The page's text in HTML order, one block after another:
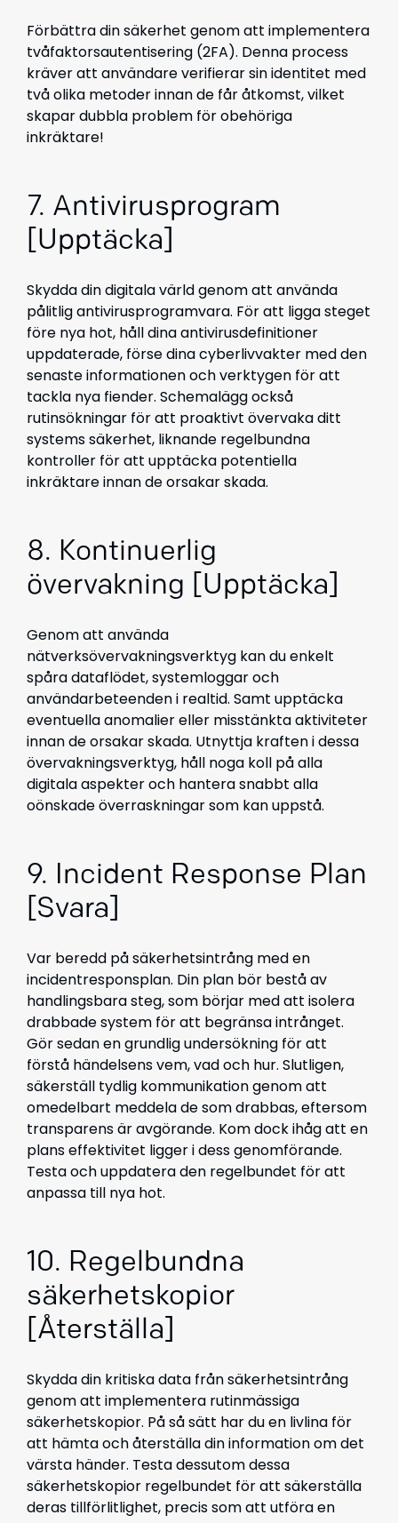
Förbättra din säkerhet genom att implementera
tvåfaktorsautentisering (2FA). Denna process
kräver att användare verifierar sin identitet med
två olika metoder innan de får åtkomst, vilket
skapar dubbla problem för obehöriga
inkräktare!
7. Antivirusprogram
[Upptäcka]
Skydda din digitala värld genom att använda
pålitlig antivirusprogramvara. För att ligga steget
före nya hot, håll dina antivirusdefinitioner
uppdaterade, förse dina cyberlivvakter med den
senaste informationen och verktygen för att
tackla nya fiender. Schemalägg också
rutinsökningar för att proaktivt övervaka ditt
systems säkerhet, liknande regelbundna
kontroller för att upptäcka potentiella
inkräktare innan de orsakar skada.
8. Kontinuerlig
övervakning [Upptäcka]
Genom att använda
nätverksövervakningsverktyg kan du enkelt
spåra dataflödet, systemloggar och
användarbeteenden i realtid. Samt upptäcka
eventuella anomalier eller misstänkta aktiviteter
innan de orsakar skada. Utnyttja kraften i dessa
övervakningsverktyg, håll noga koll på alla
digitala aspekter och hantera snabbt alla
oönskade överraskningar som kan uppstå.
9. Incident Response Plan
[Svara]
Var beredd på säkerhetsintrång med en
incidentresponsplan. Din plan bör bestå av
handlingsbara steg, som börjar med att isolera
drabbade system för att begränsa intrånget.
Gör sedan en grundlig undersökning för att
förstå händelsens vem, vad och hur. Slutligen,
säkerställ tydlig kommunikation genom att
omedelbart meddela de som drabbas, eftersom
transparens är avgörande. Kom dock ihåg att en
plans effektivitet ligger i dess genomförande.
Testa och uppdatera den regelbundet för att
anpassa till nya hot.
10. Regelbundna
säkerhetskopior
[Återställa]
Skydda din kritiska data från säkerhetsintrång
genom att implementera rutinmässiga
säkerhetskopior. På så sätt har du en livlina för
att hämta och återställa din information om det
värsta händer. Testa dessutom dessa
säkerhetskopior regelbundet för att säkerställa
deras tillförlitlighet, precis som att utföra en